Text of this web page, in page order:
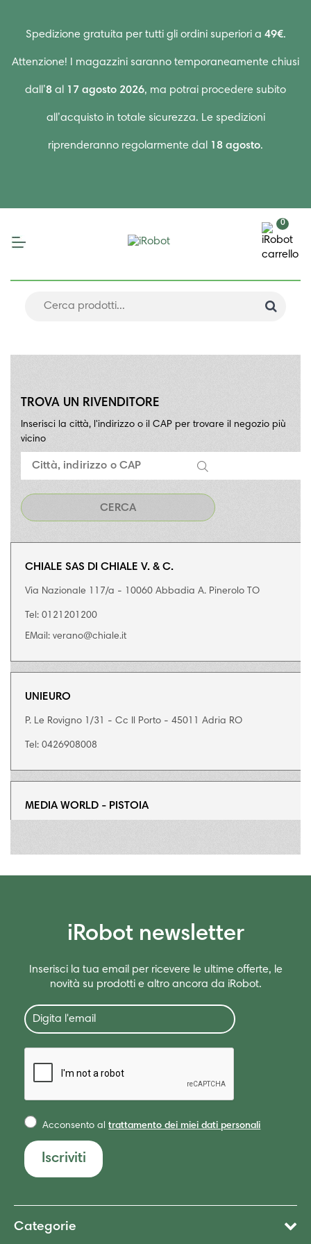
Spedizione gratuita per tutti gli ordini superiori a 49€.
Attenzione! I magazzini saranno temporaneamente chiusi
dall’8 al 17 agosto 2026, ma potrai procedere subito
all’acquisto in totale sicurezza. Le spedizioni
riprenderanno regolarmente dal 18 agosto.
0
TROVA UN RIVENDITORE
Inserisci la città, l'indirizzo o il CAP per trovare il negozio più
vicino
CHIALE SAS DI CHIALE V. & C.
Via Nazionale 117/a - 10060 Abbadia A. Pinerolo TO
Tel: 0121201200
EMail: verano@chiale.it
UNIEURO
P. Le Rovigno 1/31 - Cc Il Porto - 45011 Adria RO
Tel: 0426908008
MEDIA WORLD - PISTOIA
Tel: 0574717111
Via Panaro, 85 - 51031 Agliana PT
Tel: 0574712123
UNIEURO
S.s. 115 Per Fiuggi (centro Comm. Le Pigne) - 03011 Alatri
FR
DIMO
Corso Asti 24 - 12051 Alba CN
iRobot newsletter
Inserisci la tua email per ricevere le ultime offerte, le
novità su prodotti e altro ancora da iRobot.
Acconsento altrattamento dei miei dati personali
Iscriviti
Categorie